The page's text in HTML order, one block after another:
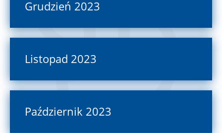
Grudzień 2023
Listopad 2023
Październik 2023